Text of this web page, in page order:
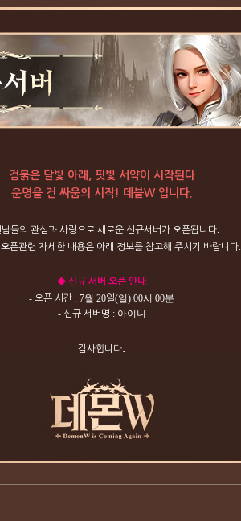
검붉은 달빛 아래, 핏빛 서약이 시작된다
운명을 건 싸움의 시작! 데블W 입니다.
들의 관심과 사랑으로 새로운 신규서버가 오픈됩니다.
오픈관련 자세한 내용은 아래 정보를 참고해 주시기 바랍니다.
◆ 신규 서버 오픈 안내
- 오픈 시간 : 7월 20일(일) 00시 00분
- 신규 서버명 : 아이니
감사합니다.